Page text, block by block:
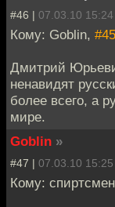
#46 | 07.03.10 15:24
Кому: Goblin, #45
Дмитрий
ненавидят
более всего, а
мире.
Goblin »
#47 | 07.03.10 15:25
Кому: